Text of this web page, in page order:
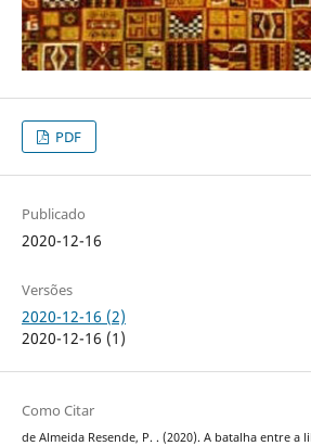
PDF
Publicado
2020-12-16
Versões
2020-12-16 (2)
2020-12-16 (1)
Como Citar
de Almeida Resende, P. . (2020). A batalha entre a